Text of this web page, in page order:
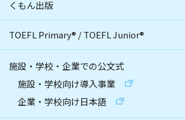
くもん出版
TOEFL Primary® /TOEFL Junior®
施設・学校・企業での公文式
施設・学校向け導入事業
企業・学校向け日本語